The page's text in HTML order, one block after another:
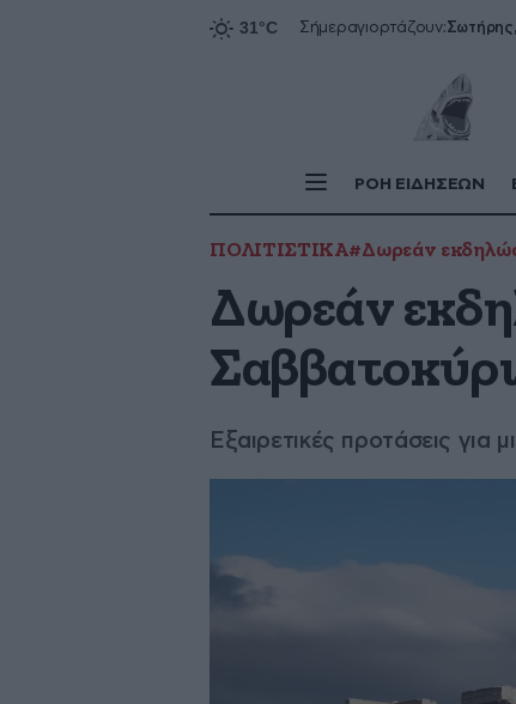
Σήμεραγιορτάζουν:
ΡΟΗ ΕΙΔΗΣΕΩΝ
ΠΟΛΙΤΙΣΤΙΚΑ#Δωρεάν
Δωρεάν
Εξαιρετικές προτάσεις για